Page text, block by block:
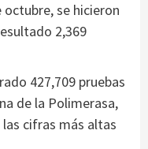
se hicieron
2,369
427,709 pruebas
de la Polimerasa,
cifras más altas